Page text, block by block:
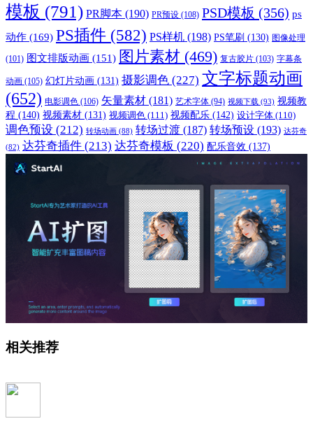
模板 (791) PR脚本 (190) PR预设 (108) PSD模板 (356) ps
动作 (169) PS插件 (582) PS样机 (198) PS笔刷 (130) 图像处理
(101) 图文排版动画 (151) 图片素材 (469) 复古胶片 (103) 字幕条
动画 (105) 幻灯片动画 (131) 摄影调色 (227) 文字标题动画
(652) 电影调色 (106) 矢量素材 (181) 艺术字体 (94) 视频下载 (93) 视频教
程 (140) 视频素材 (131) 视频调色 (111) 视频配乐 (142) 设计字体 (110)
调色预设 (212) 转场动画 (88) 转场过渡 (187) 转场预设 (193) 达芬奇
(82) 达芬奇插件 (213) 达芬奇模板 (220) 配乐音效 (137)
相关推荐